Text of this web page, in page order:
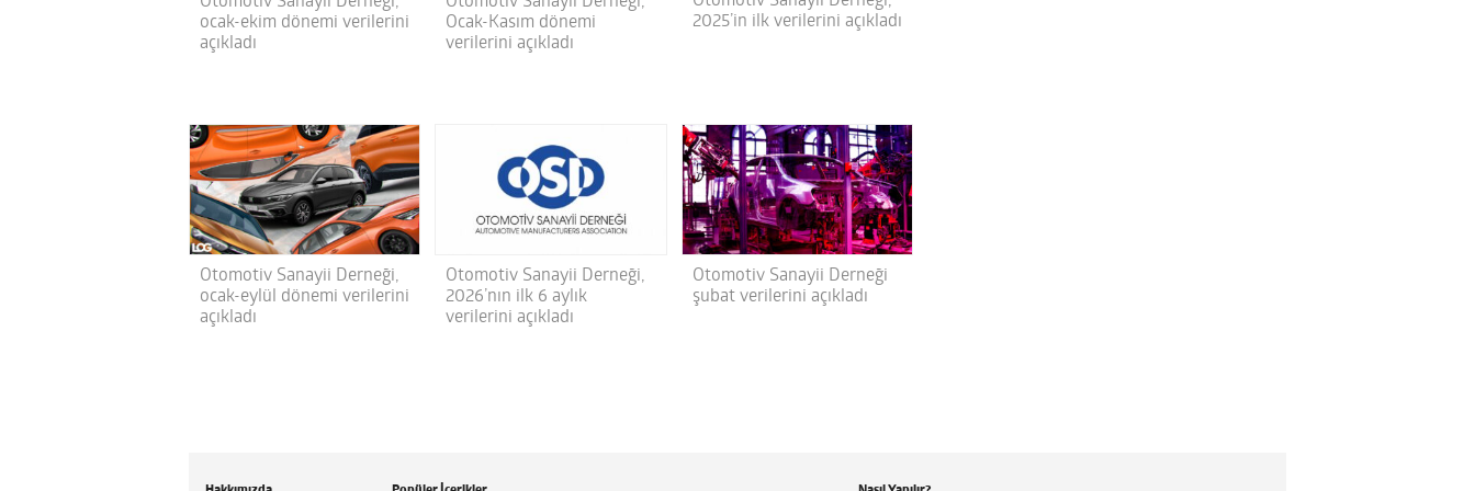
ocak-ekim dönemi verilerini
açıkladı
Ocak-Kasım dönemi
verilerini açıkladı
2025’in ilk verilerini açıkladı
Otomotiv Sanayii Derneği,
ocak-eylül dönemi verilerini
açıkladı
Otomotiv Sanayii Derneği,
2026’nın ilk 6 aylık
verilerini açıkladı
Otomotiv Sanayii Derneği
şubat verilerini açıkladı